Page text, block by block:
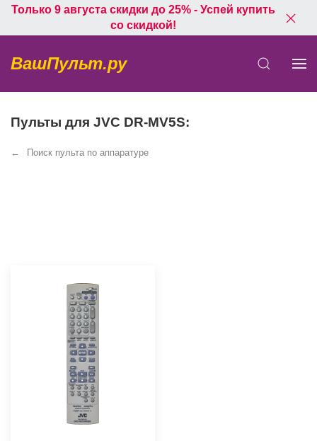
Только 9 августа скидки до 25% - Успей купить
со скидкой!
ВашПульт.ру
Пульты для JVC DR-MV5S:
Поиск пульта по аппаратуре